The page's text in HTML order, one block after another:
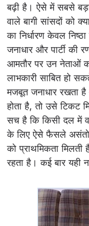
बढ़ी है। ऐसे में सबसे बड़ा
वाले बागी सांसदों को
का निर्धारण केवल
जनाधार और पार्टी की
आमतौर पर उन नेताओं
लाभकारी साबित हो
मजबूत जनाधार रखता
होता है, तो उसे टिकट
सच है कि किसी दल में
के लिए ऐसे फैसले
को प्राथमिकता
रहता है। कई बार यही